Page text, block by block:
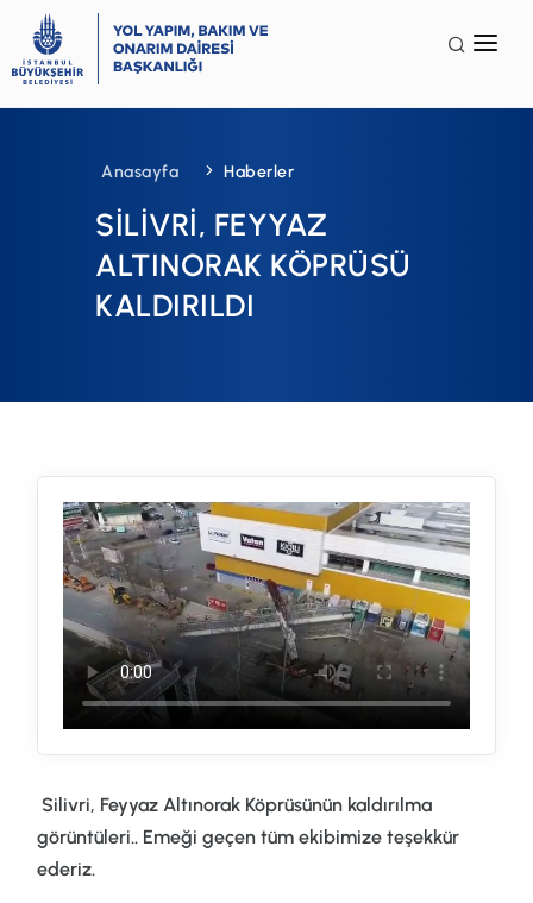
Terminoloji
SSS
Anasayfa Haberler
SİLİVRİ, FEYYAZ
ALTINORAK KÖPRÜSÜ
KALDIRILDI
Silivri, Feyyaz Altınorak Köprüsünün kaldırılma
görüntüleri.. Emeği geçen tüm ekibimize teşekkür
ederiz.